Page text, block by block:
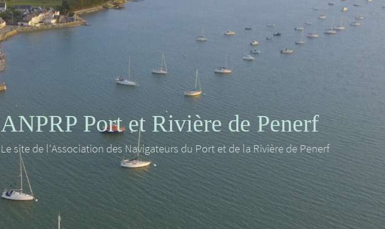
ANPRP Port et Rivière de Penerf
Le site de l'Association des Navigateurs du Port et de la Rivière de Penerf